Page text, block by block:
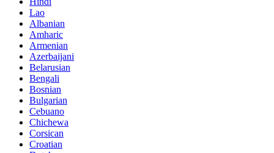
Lao
Albanian
Amharic
Armenian
Azerbaijani
Belarusian
Bengali
Bosnian
Bulgarian
Cebuano
Chichewa
Corsican
Croatian